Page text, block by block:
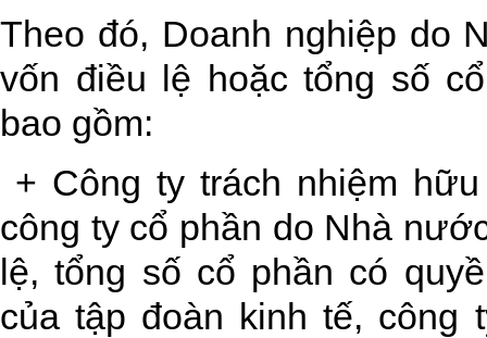
Theo đó, Doanh nghiệp do
vốn điều lệ hoặc tổng số
bao gồm:
+ Công ty trách nhiệm
công ty cổ phần do Nhà
lệ, tổng số cổ phần có
của tập đoàn kinh tế, công